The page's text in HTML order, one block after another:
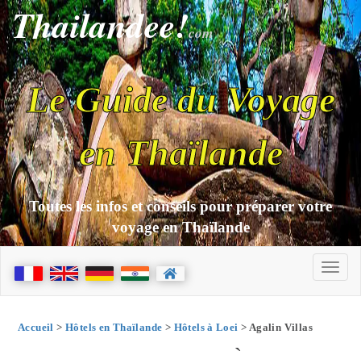
Thailandee!com
Le Guide du Voyage
en Thaïlande
Toutes les infos et conseils pour préparer votre
voyage en Thaïlande
Accueil > Hôtels en Thaïlande > Hôtels à Loei > Agalin Villas